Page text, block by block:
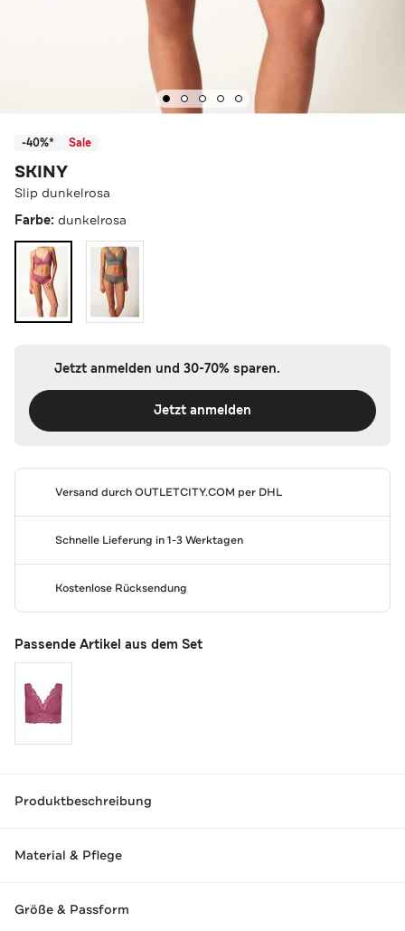
-40%* Sale
SKINY
Slip dunkelrosa
Farbe: dunkelrosa
Jetzt anmelden und 30-70% sparen.
Jetzt anmelden
Versand durchOUTLETCITY.COM per DHL
Schnelle Lieferung in 1-3 Werktagen
Kostenlose Rücksendung
Passende Artikel aus dem Set
Produktbeschreibung
Material & Pflege
Größe & Passform